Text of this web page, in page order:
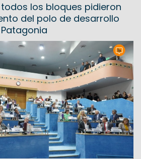
los bloques pidieron
del polo de desarrollo